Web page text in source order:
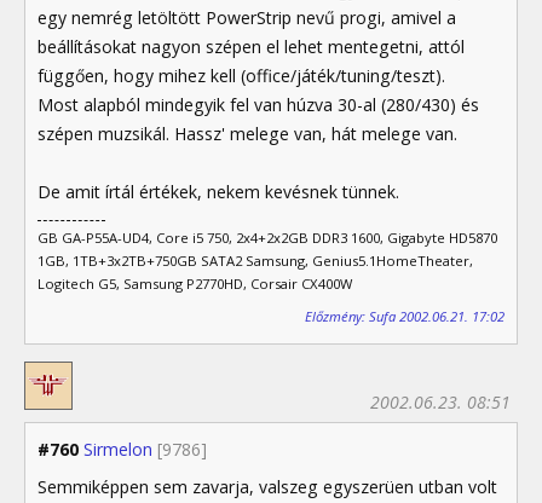
egy nemrég letöltött PowerStrip nevű progi, amivel a
beállításokat nagyon szépen el lehet mentegetni, attól
függően, hogy mihez kell (office/játék/tuning/teszt).
Most alapból mindegyik fel van húzva 30-al (280/430) és
szépen muzsikál. Hassz' melege van, hát melege van.
De amit írtál értékek, nekem kevésnek tünnek.
GB GA-P55A-UD4, Core i5 750, 2x4+2x2GB DDR3 1600, Gigabyte HD5870
1GB, 1TB+3x2TB+750GB SATA2 Samsung, Genius5.1HomeTheater,
Logitech G5, Samsung P2770HD, Corsair CX400W
Előzmény: Sufa 2002.06.21. 17:02
#760 Sirmelon [9786]
2002.06.23. 08:51
Semmiképpen sem zavarja, valszeg egyszerüen utban volt